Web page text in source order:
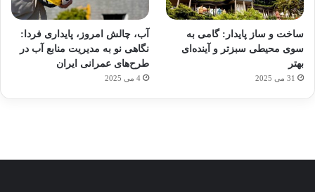
ساخت و ساز پایدار: گامی به
سوی محیطی سبزتر و آینده‌ای
بهتر
31 می 2025
آب، چالش امروز، پایداری فردا:
نگاهی نو به مدیریت منابع آب در
طرح‌های عمرانی ایران
4 می 2025
آماده
برای
کشف
توسط
ژاکت
در
ی سفر
مجازی
…
توسط
ورزش
با
ساعت
هوشمند
عکاسی
با طعم
توسط
ژاکت
در
هدفون
های
2023
توسط
ژاکت